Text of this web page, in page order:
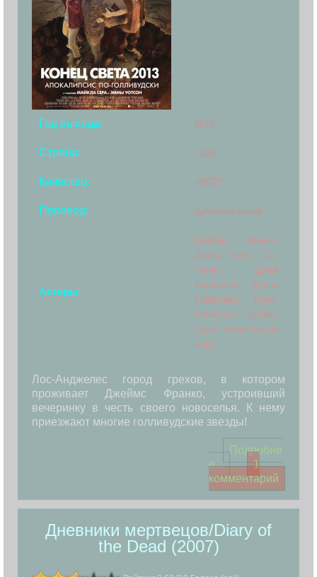
Год выхода: 2013
Страна: США
Качество: HD720
Перевод: Дублированный
Актеры:
Джеймс Франко,
Джона Хилл, Сет
Роген, Джей
Барушель, Дэнни
МакБрайд, Крэйг
Робинсон, ]Майкл
Сера, Эмма Уотсон
и др..
Лос-Анджелес город грехов, в котором
проживает Джеймс Франко, устроивший
вечеринку в честь своего новоселья. К нему
приезжают многие голливудские звезды!
Подробне
е...
1
комментарий
Дневники мертвецов/Diary of
the Dead (2007)